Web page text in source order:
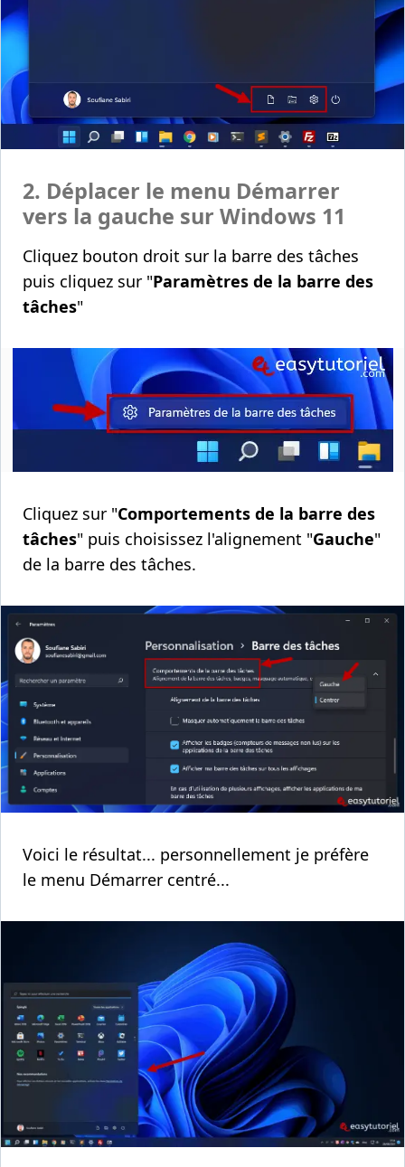
2. Déplacer le menu Démarrer
vers la gauche sur Windows 11
Cliquez bouton droit sur la barre des tâches
puis cliquez sur "Paramètres de la barre des
tâches"
Cliquez sur "Comportements de la barre des
tâches" puis choisissez l'alignement "Gauche"
de la barre des tâches.
Voici le résultat... personnellement je préfère
le menu Démarrer centré...